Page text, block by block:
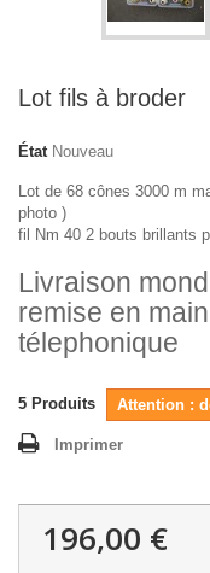
Lot fils à broder
État Nouveau
Lot de 68 cônes 3000 m
photo )
fil Nm 40 2 bouts brillants
Livraison
remise en
télephonique
5 Produits Attention :
Imprimer
196,00 €